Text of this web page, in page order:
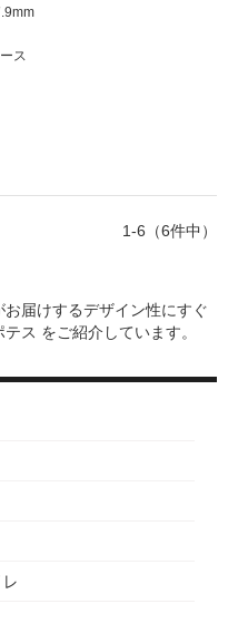
ス
1-6（6件中）
届けするデザイン性にすぐ
テス をご紹介しています。